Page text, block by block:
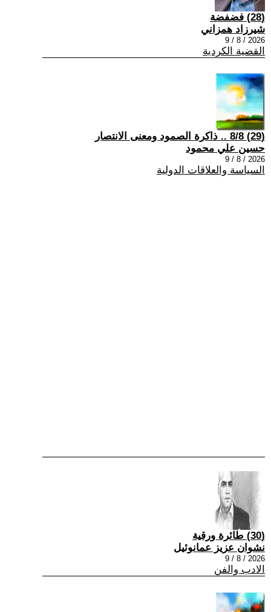
(28) فضفضة
شيرزاد همزاني
2026 / 8 / 9
القضية الكردية
(29) 8/8 .. ذاكرة الصمود ومعنى الانتصار
حسين علي محمود
2026 / 8 / 9
السياسة والعلاقات الدولية
(30) طائرة ورقية
نشوان عزيز عمانوئيل
2026 / 8 / 9
الادب والفن